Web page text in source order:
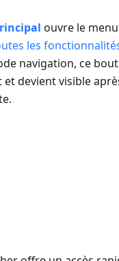
ouvre le
les
navigation, ce
devient visible